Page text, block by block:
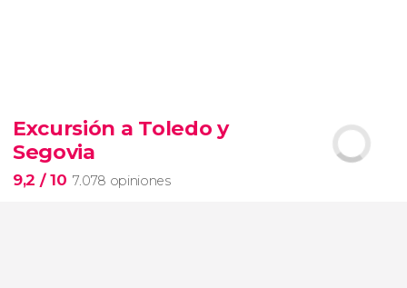
pinturas impresionistas
más famosas del mundo
Excursión a Toledo y
Segovia
9,2 / 10 7.078 opiniones